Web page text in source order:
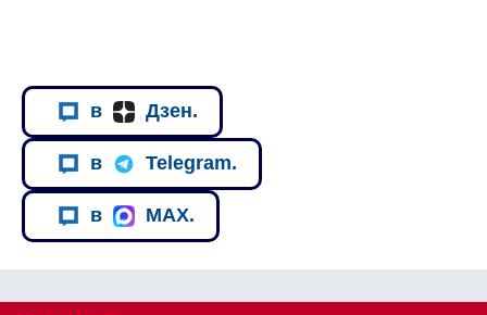
в Дзен.
в Telegram.
в MAX.